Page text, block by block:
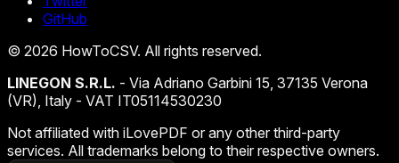
GitHub
© 2026 HowToCSV. All rights reserved.
LINEGON S.R.L. - Via Adriano Garbini 15, 37135 Verona
(VR), Italy - VAT IT05114530230
Not affiliated with iLovePDF or any other third-party
services. All trademarks belong to their respective owners.